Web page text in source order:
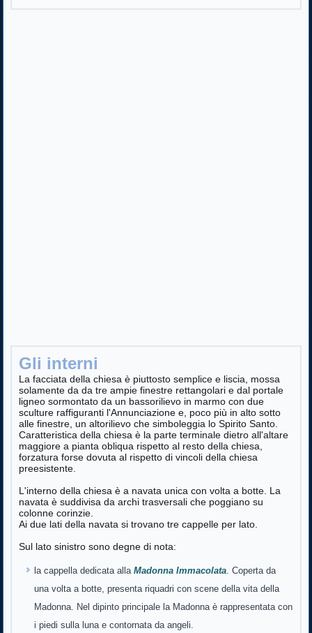
Gli interni
La facciata della chiesa è piuttosto semplice e liscia, mossa
solamente da da tre ampie finestre rettangolari e dal portale
ligneo sormontato da un bassorilievo in marmo con due
sculture raffiguranti l'Annunciazione e, poco più in alto sotto
alle finestre, un altorilievo che simboleggia lo Spirito Santo.
Caratteristica della chiesa è la parte terminale dietro all'altare
maggiore a pianta obliqua rispetto al resto della chiesa,
forzatura forse dovuta al rispetto di vincoli della chiesa
preesistente.
L'interno della chiesa è a navata unica con volta a botte. La
navata è suddivisa da archi trasversali che poggiano su
colonne corinzie.
Ai due lati della navata si trovano tre cappelle per lato.
Sul lato sinistro sono degne di nota:
la cappella dedicata allaMadonna Immacolata. Coperta da
una volta a botte, presenta riquadri con scene della vita della
Madonna. Nel dipinto principale la Madonna è rappresentata con
i piedi sulla luna e contornata da angeli.